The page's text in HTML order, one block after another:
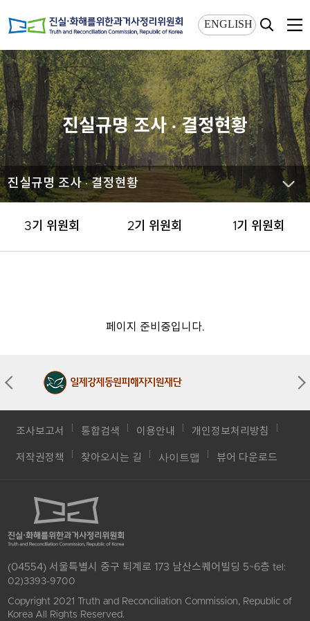
ENGLISH
진실규명 조사 · 결정현황
진실규명 조사 · 결정현황
3기 위원회 2기 위원회 1기 위원회
페이지 준비중입니다.
조사보고서 통합검색 이용안내 개인정보처리방침
저작권정책 찾아오시는 길 사이트맵 뷰어 다운로드
(04554) 서울특별시 중구 퇴계로 173 남산스퀘어빌딩 5~6층tel:
02)3393-9700
Copyright 2021 Truth and Reconciliation Commission, Republic of
Korea All Rights Reserved.